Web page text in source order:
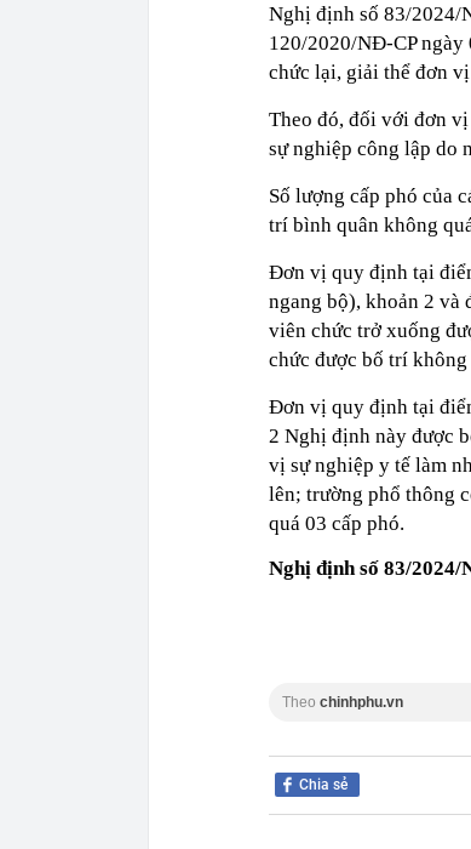
Nghị định số 83/2024/
120/2020/NĐ-CP ngày
chức lại, giải thể đơn
Theo đó, đối với đơn
sự nghiệp công lập do
Số lượng cấp phó của
trí bình quân không
Đơn vị quy định tại
ngang bộ), khoản 2 và
viên chức trở xuống
chức được bố trí không
Đơn vị quy định tại
2 Nghị định này được
vị sự nghiệp y tế làm
lên; trường phổ thông
quá 03 cấp phó.
Nghị định số 83/
Theo chinhphu.vn
Chia sẻ